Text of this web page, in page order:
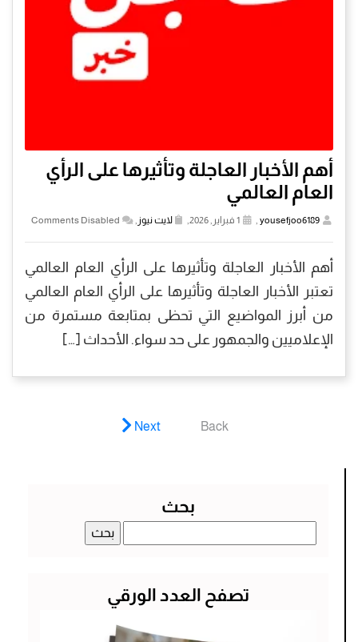
أهم الأخبار العاجلة وتأثيرها على الرأي
العام العالمي
yousefjoo6189 لايت نيوز Comments Disabled
أهم الأخبار العاجلة وتأثيرها على الرأي العام العالمي
تعتبر الأخبار العاجلة وتأثيرها على الرأي العام العالمي
من أبرز المواضيع التي تحظى بمتابعة مستمرة من
الإعلاميين والجمهور على حد سواء. الأحداث […]
Back
Next
بحث
عن:
تصفح العدد الورقي